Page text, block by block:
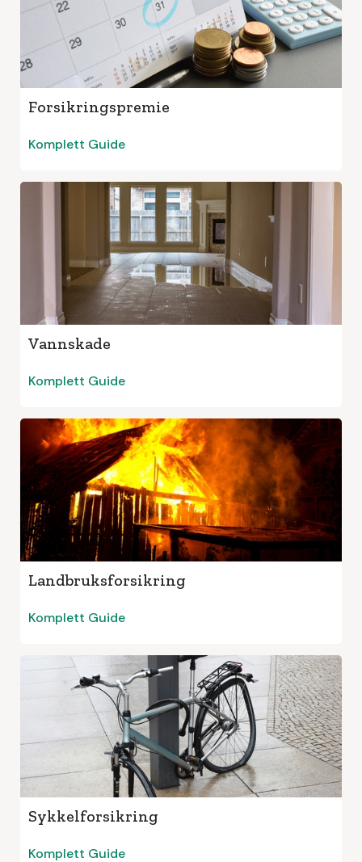
Forsikringspremie
Komplett Guide
Vannskade
Komplett Guide
Landbruksforsikring
Komplett Guide
Sykkelforsikring
Komplett Guide